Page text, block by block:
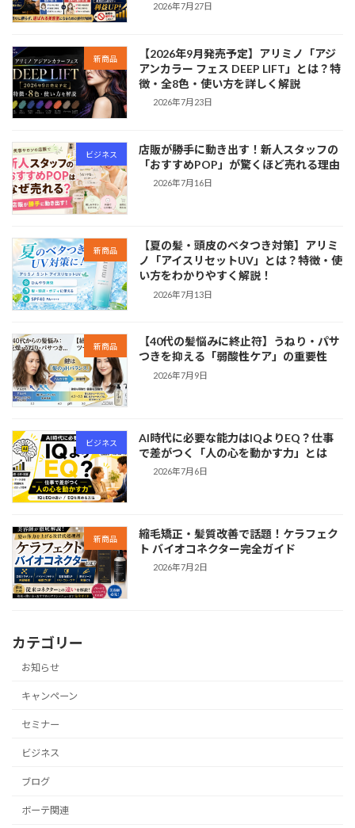
2026年7月27日
新商品
【2026年9月発売予定】アリミノ「アジ
アンカラー フェス DEEP LIFT」とは？特
徴・全8色・使い方を詳しく解説
2026年7月23日
ビジネス
店販が勝手に動き出す！新人スタッフの
「おすすめPOP」が驚くほど売れる理由
2026年7月16日
新商品
【夏の髪・頭皮のベタつき対策】アリミ
ノ「アイスリセットUV」とは？特徴・使
い方をわかりやすく解説！
2026年7月13日
新商品
【40代の髪悩みに終止符】うねり・パサ
つきを抑える「弱酸性ケア」の重要性
2026年7月9日
ビジネス
AI時代に必要な能力はIQよりEQ？仕事
で差がつく「人の心を動かす力」とは
2026年7月6日
新商品
縮毛矯正・髪質改善で話題！ケラフェク
ト バイオコネクター完全ガイド
2026年7月2日
カテゴリー
お知らせ
キャンペーン
セミナー
ビジネス
ブログ
ボーテ関連